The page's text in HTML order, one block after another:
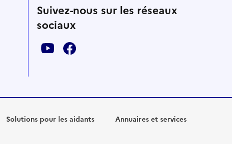
Suivez-nous sur les réseaux
sociaux
Solutions pour les aidants Annuaires et services